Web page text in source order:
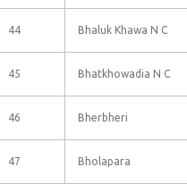
44 Bhaluk Khawa N C
45 Bhatkhowadia N C
46 Bherbheri
47 Bholapara